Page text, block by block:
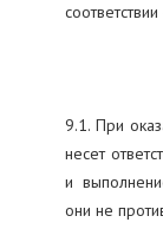
9.1. При
несет
и
они не